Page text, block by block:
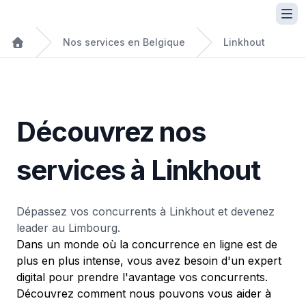
Nos services en Belgique Linkhout
Découvrez nos
services à Linkhout
Dépassez vos concurrents à Linkhout et devenez
leader au Limbourg.
Dans un monde où la concurrence en ligne est de
plus en plus intense, vous avez besoin d'un expert
digital pour prendre l'avantage vos concurrents.
Découvrez comment nous pouvons vous aider à